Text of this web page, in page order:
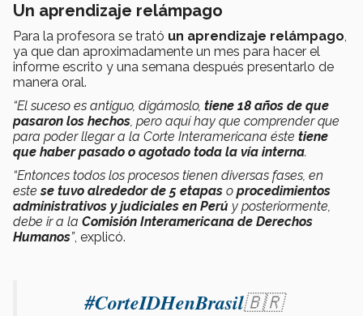
Un aprendizaje relámpago
Para la profesora se trató un aprendizaje relámpago,
ya que dan aproximadamente un mes para hacer el
informe escrito y una semana después presentarlo de
manera oral.
“El suceso es antiguo, digámoslo, tiene 18 años de que
pasaron los hechos, pero aquí hay que comprender que
para poder llegar a la Corte Interamericana éste tiene
que haber pasado o agotado toda la vía interna.
“Entonces todos los procesos tienen diversas fases, en
estese tuvo alrededor de 5 etapas o procedimientos
administrativos y judiciales en Perú y posteriormente,
debe ir a la Comisión Interamericana de Derechos
Humanos”, explicó.
#CorteIDHenBrasil🇧🇷